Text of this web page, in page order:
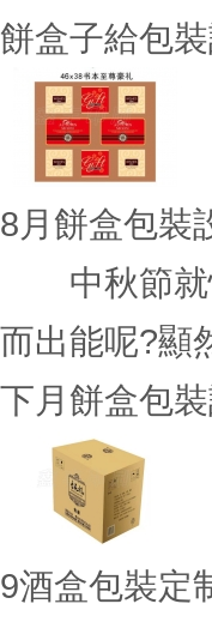
餅盒子給包
8 月餅盒包裝
中秋節就快
而出能呢?顯
下月餅盒包
9酒盒包裝定